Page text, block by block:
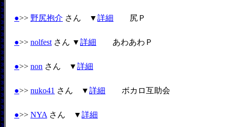
●>> 野尻抱介 さん ▼詳細 尻Ｐ
●>> nolfest さん ▼詳細 あわあわＰ
●>> non さん ▼詳細
●>> nuko41 さん ▼詳細 ボカロ互助会
●>> NYA さん ▼詳細